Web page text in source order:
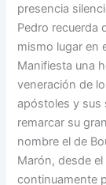
presencia
Pedro recuerda
mismo lugar en
Manifiesta una
veneración de
apóstoles y sus
remarcar su
nombre el de
Marón, desde
continuamente